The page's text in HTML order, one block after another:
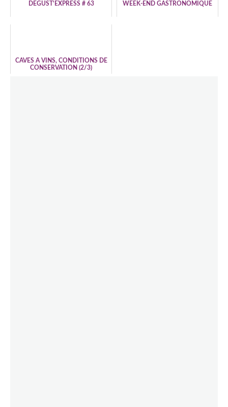
DEGUST'EXPRESS # 63 WEEK-END GASTRONOMIQUE
CAVES A VINS, CONDITIONS DE
CONSERVATION (2/3)